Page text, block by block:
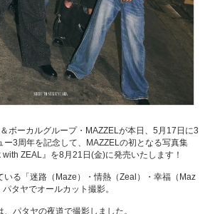
ボーカルグループ・MAZZELが本日、5月17日に3
ー3周年を記念して、MAZZELの初となる写真集
with ZEAL』を8月21日(金)に発売いたします！
いる「迷路（Maze）・情熱（Zeal）・幸福（Maz
タヤでオールカット撮影。
パタヤの夜道で撮影しました。